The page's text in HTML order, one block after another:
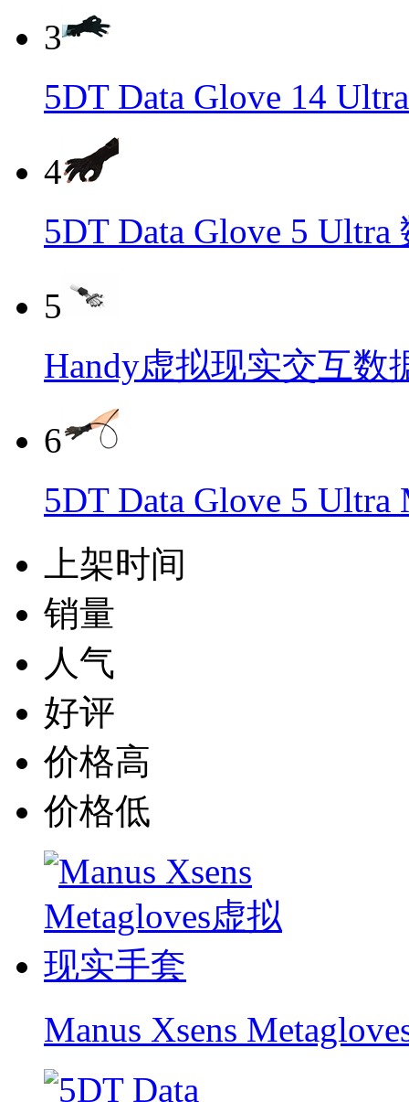
3
5DT Data Glove 14
4
5DT Data Glove 5 Ultra
5
Handy虚拟现实交互数
6
5DT Data Glove 5
上架时间
销量
人气
好评
价格高
价格低
Manus Xsens